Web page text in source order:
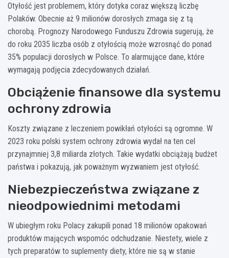
Otyłość jest problemem, który dotyka coraz większą liczbę
Polaków. Obecnie aż 9 milionów dorosłych zmaga się z tą
chorobą. Prognozy Narodowego Funduszu Zdrowia sugerują, że
do roku 2035 liczba osób z otyłością może wzrosnąć do ponad
35% populacji dorosłych w Polsce. To alarmujące dane, które
wymagają podjęcia zdecydowanych działań.
Obciążenie finansowe dla systemu
ochrony zdrowia
Koszty związane z leczeniem powikłań otyłości są ogromne. W
2023 roku polski system ochrony zdrowia wydał na ten cel
przynajmniej 3,8 miliarda złotych. Takie wydatki obciążają budżet
państwa i pokazują, jak poważnym wyzwaniem jest otyłość.
Niebezpieczeństwa związane z
nieodpowiednimi metodami
W ubiegłym roku Polacy zakupili ponad 18 milionów opakowań
produktów mających wspomóc odchudzanie. Niestety, wiele z
tych preparatów to suplementy diety, które nie są w stanie